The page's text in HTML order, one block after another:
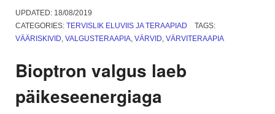
värvid
–
UPDATED: 18/08/2019
CATEGORIES: TERVISLIK ELUVIIS JA TERAAPIAD
TAGS:
VÄÄRISKIVID, VALGUSTERAAPIA, VÄRVID, VÄRVITERAAPIA
Bioptron valgus laeb
päikeseenergiaga